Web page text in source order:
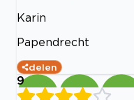
Karin
Papendrecht
delen
9